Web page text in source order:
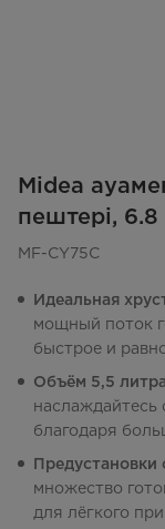
Midea
пештері, 6.8
MF-CY75C
Идеальная
мощный поток
быстрое и
Объём 5,5 литра
наслаждайтесь
благодаря
Предустановки
множество
для лёгкого